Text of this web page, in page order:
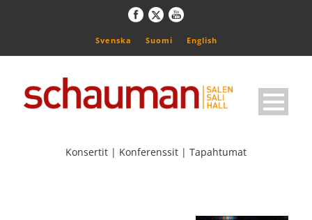
Svenska Suomi English
Konsertit | Konferenssit | Tapahtumat